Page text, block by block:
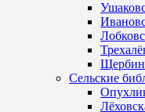
Сельские